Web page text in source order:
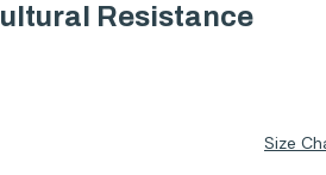
Resistance
Size